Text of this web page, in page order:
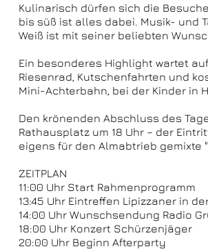
Kulinarisch dürfen sich die
bis süß ist alles dabei. Musik- und
Weiß ist mit seiner beliebten
Ein besonderes Highlight wartet
Riesenrad, Kutschenfahrten und
Mini-Achterbahn, bei der Kinder in
Den krönenden Abschluss des
Rathausplatz um 18 Uhr – der
eigens für den Almabtrieb gemixte
ZEITPLAN
11:00 Uhr Start Rahmenprogramm
13:45 Uhr Eintreffen Lipizzaner in
14:00 Uhr Wunschsendung Radio
18:00 Uhr Konzert Schürzenjäger
20:00 Uhr Beginn Afterparty